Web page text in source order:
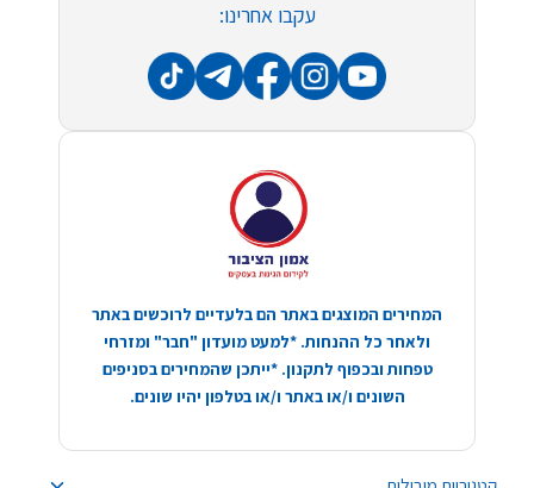
עקבו אחרינו:
המחירים המוצגים באתר הם בלעדיים לרוכשים באתר
ולאחר כל ההנחות. *למעט מועדון "חבר" ומזרחי
טפחות ובכפוף לתקנון. *ייתכן שהמחירים בסניפים
השונים ו/או באתר ו/או בטלפון יהיו שונים.